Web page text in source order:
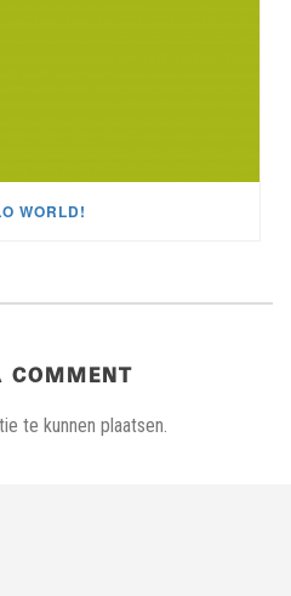
WORLD!
COMMENT
te kunnen plaatsen.